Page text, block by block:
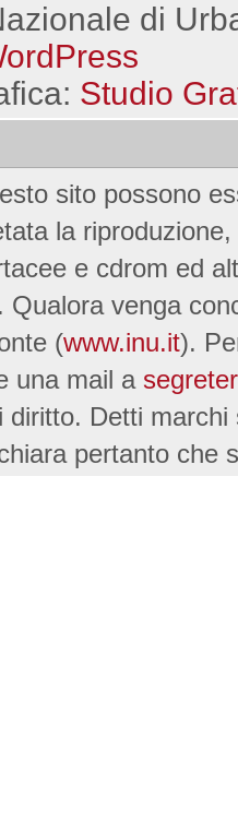
di
Studio
sito possono
la
e cdrom ed
Qualora venga
(www.inu.it).
una mail a
diritto. Detti
pertanto che